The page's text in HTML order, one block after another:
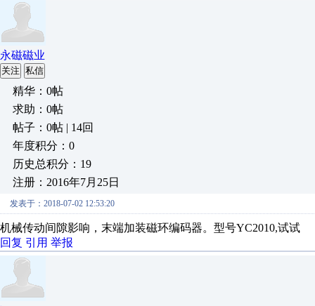
永磁磁业
关注 私信
精华：0帖
求助：0帖
帖子：0帖 | 14回
年度积分：0
历史总积分：19
注册：2016年7月25日
发表于：2018-07-02 12:53:20
机械传动间隙影响，末端加装磁环编码器。型号YC2010,试试
回复 引用 举报